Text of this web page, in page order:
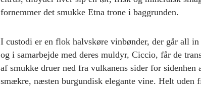
fornemmer det smukke Etna trone i baggrunden.
I custodi er en flok halvskøre vinbønder, der går all
og i samarbejde med deres muldyr, Ciccio, får de
af smukke druer ned fra vulkanens sider for sidenhen
smækre, næsten burgundisk elegante vine. Helt uden